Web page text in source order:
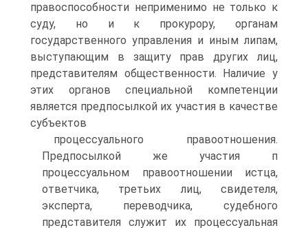
правоспособности неприменимо не только к
суду, но и к прокурору, органам
государственного управления и иным липам,
выступающим в защиту прав других лиц,
представителям общественности. Наличие у
этих органов специальной компетенции
является предпосылкой их участия в качестве
субъектов
процессуального правоотношения.
Предпосылкой же участия п
процессуальном правоотношении истца,
ответчика, третьих лиц, свидетеля,
эксперта, переводчика, судебного
представителя служит их процессуальная